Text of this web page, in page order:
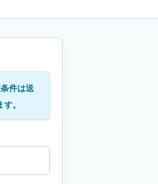
件は送
。